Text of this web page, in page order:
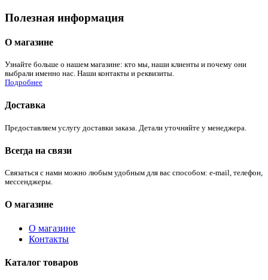
Полезная информация
О магазине
Узнайте больше о нашем магазине: кто мы, наши клиенты и почему они
выбрали именно нас. Наши контакты и реквизиты.
Подробнее
Доставка
Предоставляем услугу доставки заказа. Детали уточняйте у менеджера.
Всегда на связи
Связаться с нами можно любым удобным для вас способом: e-mail, телефон,
мессенджеры.
О магазине
О магазине
Контакты
Каталог товаров